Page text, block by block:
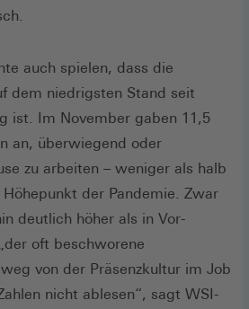
auch spielen, dass die
dem niedrigsten Stand seit
ist. Im November gaben 11,5
an, überwiegend oder
zu arbeiten – weniger als halb
der Pandemie. Zwar
deutlich höher als in Vor-
oft beschworene
von der Präsenzkultur im Job
nicht ablesen“, sagt WSI-